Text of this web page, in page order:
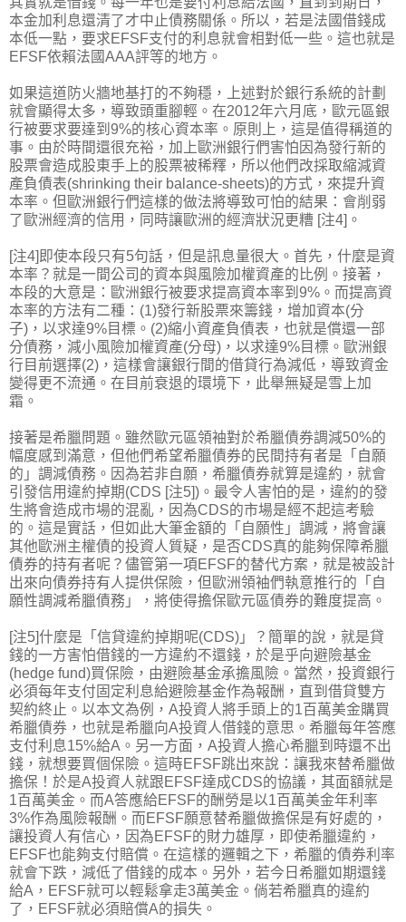
本金加利息還清了才中止債務關係。所以，若是法國借錢成
本低一點，要求EFSF支付的利息就會相對低一些。這也就是
EFSF依賴法國AAA評等的地方。
如果這道防火牆地基打的不夠穩，上述對於銀行系統的計劃
就會顯得太多，導致頭重腳輕。在2012年六月底，歐元區銀
行被要求要達到9%的核心資本率。原則上，這是值得稱道的
事。由於時間還很充裕，加上歐洲銀行們害怕因為發行新的
股票會造成股東手上的股票被稀釋，所以他們改採取縮減資
產負債表(shrinking their balance-sheets)的方式，來提升資
本率。但歐洲銀行們這樣的做法將導致可怕的結果：會削弱
了歐洲經濟的信用，同時讓歐洲的經濟狀況更糟 [注4]。
[注4]即使本段只有5句話，但是訊息量很大。首先，什麼是資
本率？就是一間公司的資本與風險加權資產的比例。接著，
本段的大意是：歐洲銀行被要求提高資本率到9%。而提高資
本率的方法有二種：(1)發行新股票來籌錢，增加資本(分
子)，以求達9%目標。(2)縮小資產負債表，也就是償還一部
分債務，減小風險加權資產(分母)，以求達9%目標。歐洲銀
行目前選擇(2)，這樣會讓銀行間的借貸行為減低，導致資金
變得更不流通。在目前衰退的環境下，此舉無疑是雪上加
霜。
接著是希臘問題。雖然歐元區領袖對於希臘債券調減50%的
幅度感到滿意，但他們希望希臘債券的民間持有者是「自願
的」調減債務。因為若非自願，希臘債券就算是違約，就會
引發信用違約掉期(CDS [注5])。最令人害怕的是，違約的發
生將會造成市場的混亂，因為CDS的市場是經不起這考驗
的。這是實話，但如此大筆金額的「自願性」調減，將會讓
其他歐洲主權債的投資人質疑，是否CDS真的能夠保障希臘
債券的持有者呢？儘管第一項EFSF的替代方案，就是被設計
出來向債券持有人提供保險，但歐洲領袖們執意推行的「自
願性調減希臘債務」，將使得擔保歐元區債券的難度提高。
[注5]什麼是「信貸違約掉期呢(CDS)」？簡單的說，就是貸
錢的一方害怕借錢的一方違約不還錢，於是乎向避險基金
(hedge fund)買保險，由避險基金承擔風險。當然，投資銀行
必須每年支付固定利息給避險基金作為報酬，直到借貸雙方
契約終止。以本文為例，A投資人將手頭上的1百萬美金購買
希臘債券，也就是希臘向A投資人借錢的意思。希臘每年答應
支付利息15%給A。另一方面，A投資人擔心希臘到時還不出
錢，就想要買個保險。這時EFSF跳出來說：讓我來替希臘做
擔保！於是A投資人就跟EFSF達成CDS的協議，其面額就是
1百萬美金。而A答應給EFSF的酬勞是以1百萬美金年利率
3%作為風險報酬。而EFSF願意替希臘做擔保是有好處的，
讓投資人有信心，因為EFSF的財力雄厚，即使希臘違約，
EFSF也能夠支付賠償。在這樣的邏輯之下，希臘的債券利率
就會下跌，減低了借錢的成本。另外，若今日希臘如期還錢
給A，EFSF就可以輕鬆拿走3萬美金。倘若希臘真的違約
了，EFSF就必須賠償A的損失。